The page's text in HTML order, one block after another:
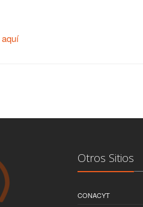
aquí
Otros Sitios
CONACYT